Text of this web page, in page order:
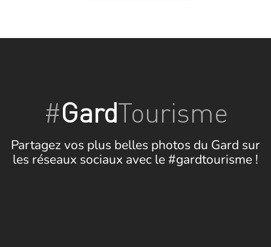
#GardTourisme
Partagez vos plus belles photos du Gard sur
les réseaux sociaux avec le #gardtourisme !